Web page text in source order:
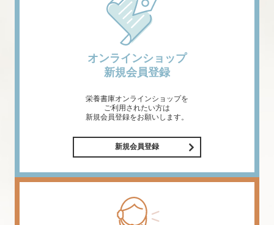
オンラインショップ
新規会員登録
栄養書庫オンラインショップを
ご利用されたい方は
新規会員登録をお願いします。
新規会員登録